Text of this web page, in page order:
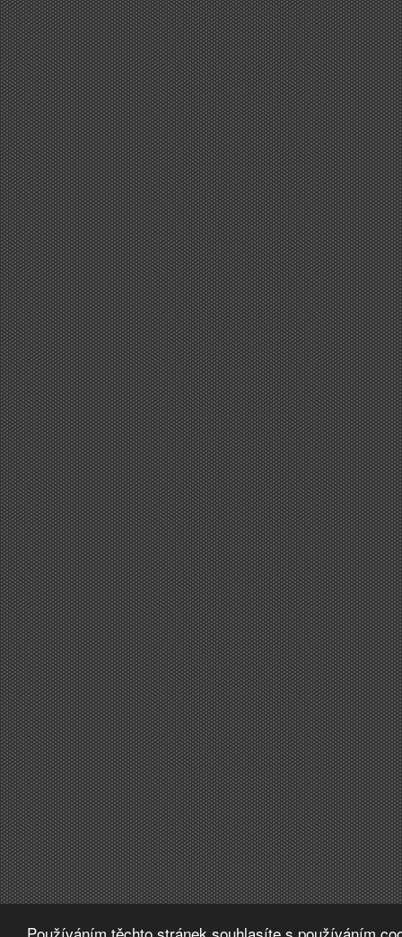
Používáním těchto stránek souhlasíte s používáním